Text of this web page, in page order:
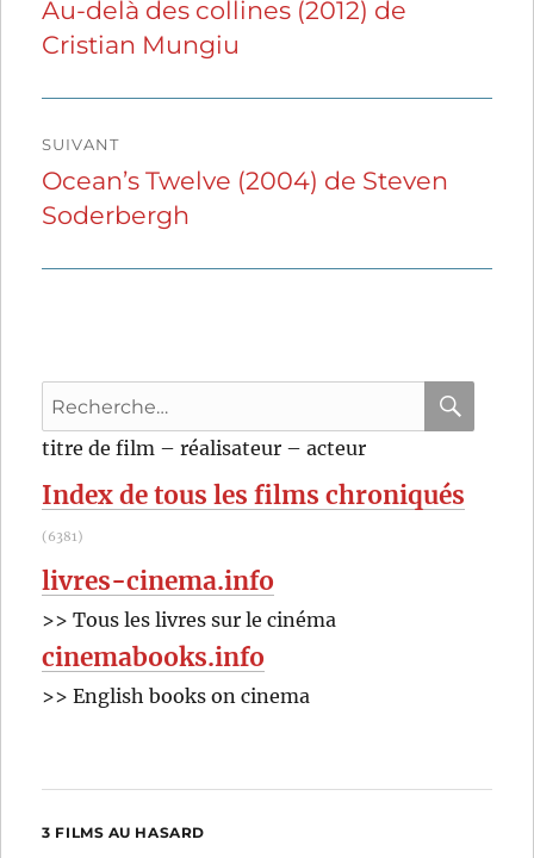
l’article
Publication
précédente :
Au-delà des collines (2012) de
Cristian Mungiu
SUIVANT
Publication
suivante :
Ocean’s Twelve (2004) de Steven
Soderbergh
Recherche
pour
:
titre de film – réalisateur – acteur
Index de tous les films chroniqués
(6381)
livres-cinema.info
>> Tous les livres sur le cinéma
cinemabooks.info
>> English books on cinema
3 FILMS AU HASARD